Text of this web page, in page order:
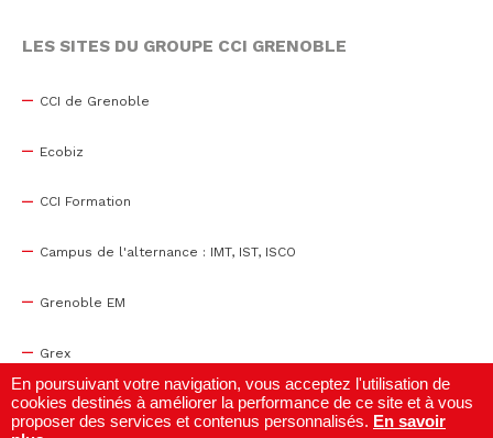
LES SITES DU GROUPE CCI GRENOBLE
CCI de Grenoble
Ecobiz
CCI Formation
Campus de l'alternance : IMT, IST, ISCO
Grenoble EM
Grex
WTC Grenoble
En poursuivant votre navigation, vous acceptez l'utilisation de
cookies destinés à améliorer la performance de ce site et à vous
proposer des services et contenus personnalisés. En savoir